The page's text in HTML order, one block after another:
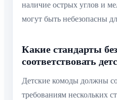
наличие острых углов и
могут быть небезопасны
Какие стандарты
соответствовать
Детские комоды должны
требованиям нескольких